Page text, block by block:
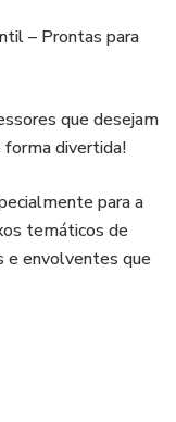
– Prontas para
que desejam
forma divertida!
para a
temáticos de
e envolventes que